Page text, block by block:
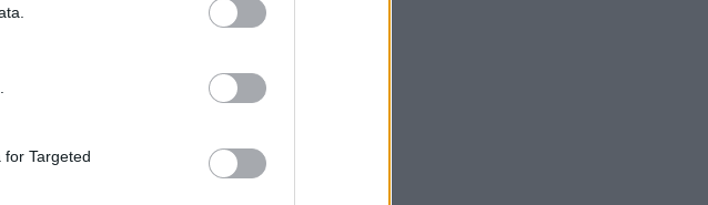
Targeted
Borwerk
Jancis Robinson
Pécsi borozó
TáncolóMedve
Vinography